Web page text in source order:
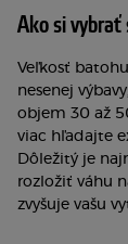
Ako si vybrať
Veľkosť
nesenej
objem 30 až
viac hľadajte
Dôležitý je
rozložiť váhu
zvyšuje vašu